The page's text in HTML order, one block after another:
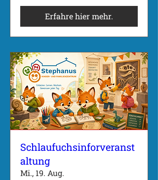
Erfahre hier mehr.
Schlaufuchsinforveranst
altung
Mi., 19. Aug.